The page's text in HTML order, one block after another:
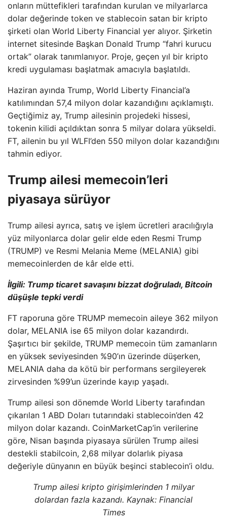
onların müttefikleri tarafından kurulan ve milyarlarca
dolar değerinde token ve stablecoin satan bir kripto
şirketi olan World Liberty Financial yer alıyor. Şirketin
internet sitesinde Başkan Donald Trump “fahri kurucu
ortak” olarak tanımlanıyor. Proje, geçen yıl bir kripto
kredi uygulaması başlatmak amacıyla başlatıldı.
Haziran ayında Trump, World Liberty Financial’a
katılımından 57,4 milyon dolar kazandığını açıklamıştı.
Geçtiğimiz ay, Trump ailesinin projedeki hissesi,
tokenin kilidi açıldıktan sonra 5 milyar dolara yükseldi.
FT, ailenin bu yıl WLFI’den 550 milyon dolar kazandığını
tahmin ediyor.
Trump ailesi memecoin’leri
piyasaya sürüyor
Trump ailesi ayrıca, satış ve işlem ücretleri aracılığıyla
yüz milyonlarca dolar gelir elde eden Resmi Trump
(TRUMP) ve Resmi Melania Meme (MELANIA) gibi
memecoinlerden de kâr elde etti.
İlgili: Trump ticaret savaşını bizzat doğruladı, Bitcoin
düşüşle tepki verdi
FT raporuna göre TRUMP memecoin aileye 362 milyon
dolar, MELANIA ise 65 milyon dolar kazandırdı.
Şaşırtıcı bir şekilde, TRUMP memecoin tüm zamanların
en yüksek seviyesinden %90’ın üzerinde düşerken,
MELANIA daha da kötü bir performans sergileyerek
zirvesinden %99’un üzerinde kayıp yaşadı.
Trump ailesi son dönemde World Liberty tarafından
çıkarılan 1 ABD Doları tutarındaki stablecoin’den 42
milyon dolar kazandı. CoinMarketCap’in verilerine
göre, Nisan başında piyasaya sürülen Trump ailesi
destekli stabilcoin, 2,68 milyar dolarlık piyasa
değeriyle dünyanın en büyük beşinci stablecoin’i oldu.
Trump ailesi kripto girişimlerinden 1 milyar
dolardan fazla kazandı. Kaynak: Financial
Times